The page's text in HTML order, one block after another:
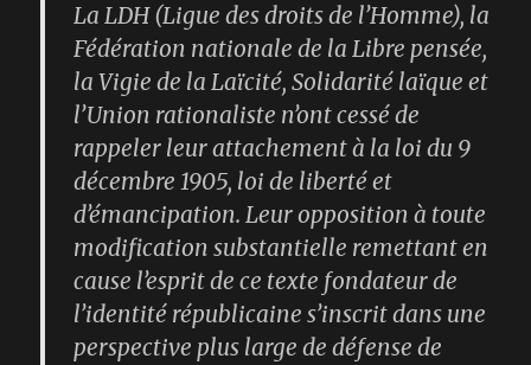
La LDH (Ligue des droits de l’Homme), la
Fédération nationale de la Libre pensée,
la Vigie de la Laïcité, Solidarité laïque et
l’Union rationaliste n’ont cessé de
rappeler leur attachement à la loi du 9
décembre 1905, loi de liberté et
d’émancipation. Leur opposition à toute
modification substantielle remettant en
cause l’esprit de ce texte fondateur de
l’identité républicaine s’inscrit dans une
perspective plus large de défense de